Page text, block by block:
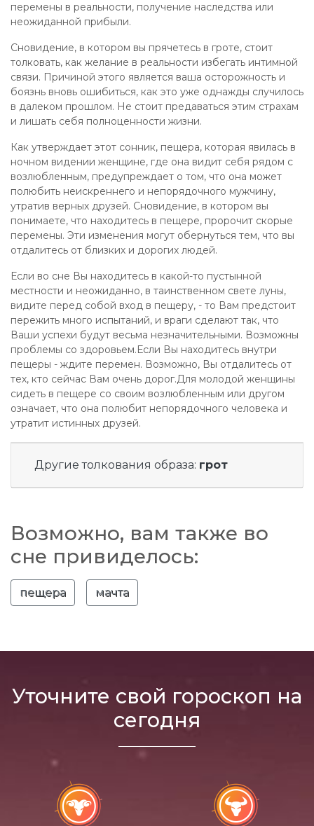
перемены в реальности, получение наследства или
неожиданной прибыли.
Сновидение, в котором вы прячетесь в гроте, стоит
толковать, как желание в реальности избегать интимной
связи. Причиной этого является ваша осторожность и
боязнь вновь ошибиться, как это уже однажды случилось
в далеком прошлом. Не стоит предаваться этим страхам
и лишать себя полноценности жизни.
Как утверждает этот сонник, пещера, которая явилась в
ночном видении женщине, где она видит себя рядом с
возлюбленным, предупреждает о том, что она может
полюбить неискреннего и непорядочного мужчину,
утратив верных друзей. Сновидение, в котором вы
понимаете, что находитесь в пещере, пророчит скорые
перемены. Эти изменения могут обернуться тем, что вы
отдалитесь от близких и дорогих людей.
Если во сне Вы находитесь в какой-то пустынной
местности и неожиданно, в таинственном свете луны,
видите перед собой вход в пещеру, - то Вам предстоит
пережить много испытаний, и враги сделают так, что
Ваши успехи будут весьма незначительными. Возможны
проблемы со здоровьем.Если Вы находитесь внутри
пещеры - ждите перемен. Возможно, Вы отдалитесь от
тех, кто сейчас Вам очень дорог.Для молодой женщины
сидеть в пещере со своим возлюбленным или другом
означает, что она полюбит непорядочного человека и
утратит истинных друзей.
Другие толкования образа: грот
Возможно, вам также во
сне привиделось:
пещера мачта
Уточните свой гороскоп на
сегодня